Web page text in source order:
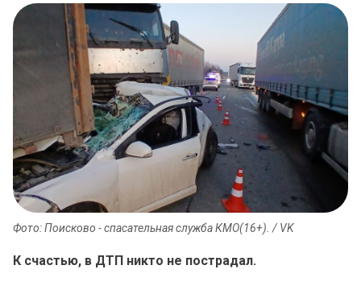
Фото: Поисково - спасательная служба КМО(16+). / VK
К счастью, в ДТП никто не пострадал.